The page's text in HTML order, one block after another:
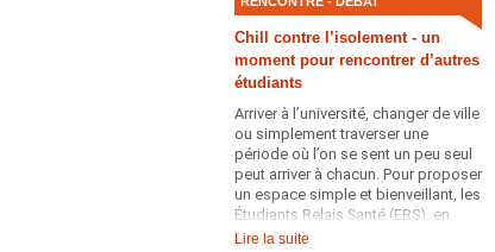
Chill contre l’isolement - un
moment pour rencontrer d’autres
étudiants
Arriver à l’université, changer de ville
ou simplement traverser une
période où l’on se sent un peu seul
peut arriver à chacun. Pour proposer
un espace simple et bienveillant, les
Étudiants Relais Santé (ERS), en
collaboration avec le Service de
Lire la suite